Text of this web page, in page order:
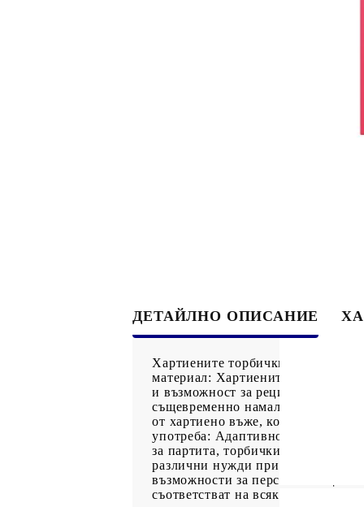
ДЕТАЙЛНО ОПИСАНИЕ
Хартиените торбички предлагат
материал: Хартиените торбички
и възможност за рециклиране.
същевременно намаляват
от хартиено въже, които са
употреба: Адаптивността на
за партита, торбички за
различни нужди при различни
възможности за персонализация
съответстват на всяка тема или